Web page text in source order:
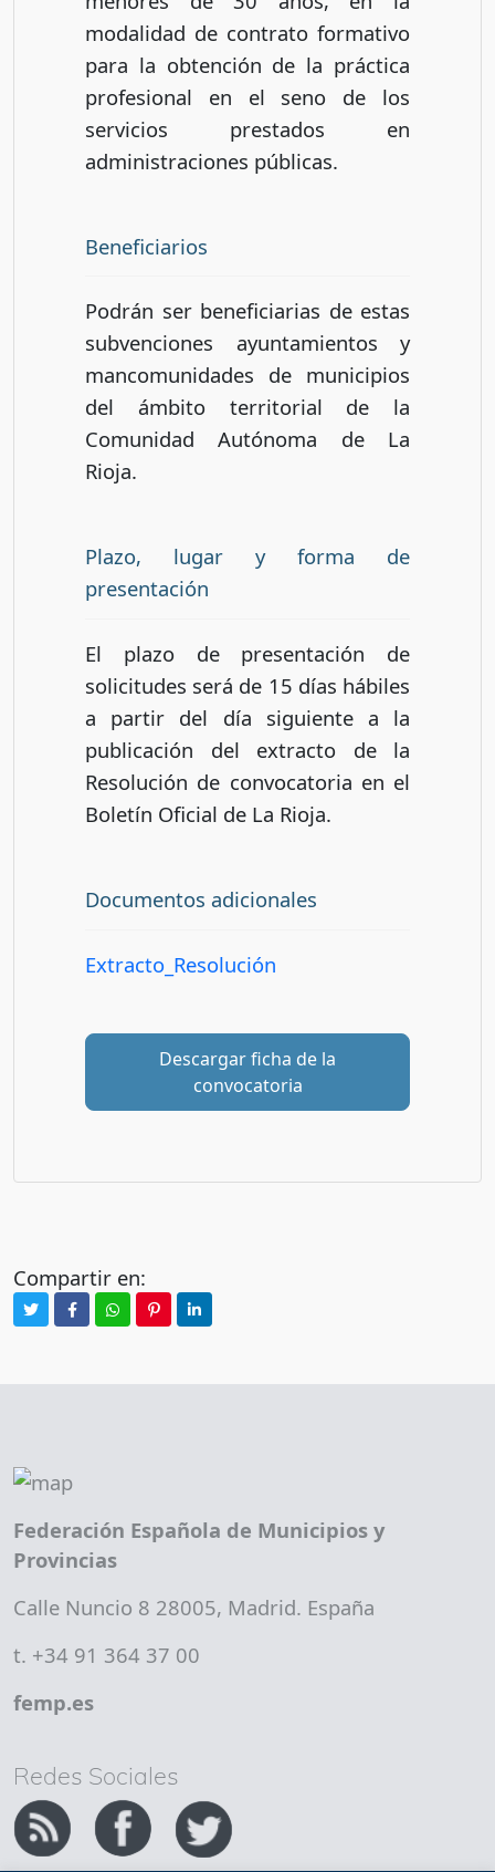
modalidad de contrato formativo
para la obtención de la práctica
profesional en el seno de los
servicios prestados en
administraciones públicas.
Beneficiarios
Podrán ser beneficiarias de estas
subvenciones ayuntamientos y
mancomunidades de municipios
del ámbito territorial de la
Comunidad Autónoma de La
Rioja.
Plazo, lugar y forma de
presentación
El plazo de presentación de
solicitudes será de 15 días hábiles
a partir del día siguiente a la
publicación del extracto de la
Resolución de convocatoria en el
Boletín Oficial de La Rioja.
Documentos adicionales
Extracto_Resolución
Descargar ficha de la
convocatoria
Compartir en:
Federación Española de Municipios y
Provincias
Calle Nuncio 8 28005, Madrid. España
t. +34 91 364 37 00
femp.es
Redes Sociales